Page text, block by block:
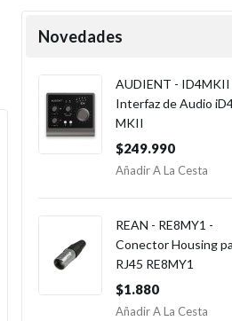
Novedades
AUDIENT - ID4MKII
Interfaz de Audio
MKII
$249.990
Añadir A La Cesta
REAN - RE8MY1 -
Conector Housing
RJ45 RE8MY1
$1.880
Añadir A La Cesta